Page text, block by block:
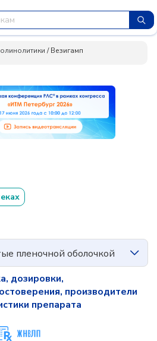
/Везигамп
пленочной оболочкой
дозировки,
производители
препарата